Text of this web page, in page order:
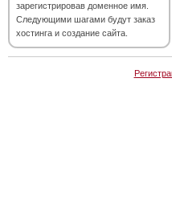
зарегистрировав доменное имя.
Следующими шагами будут заказ
хостинга и создание сайта.